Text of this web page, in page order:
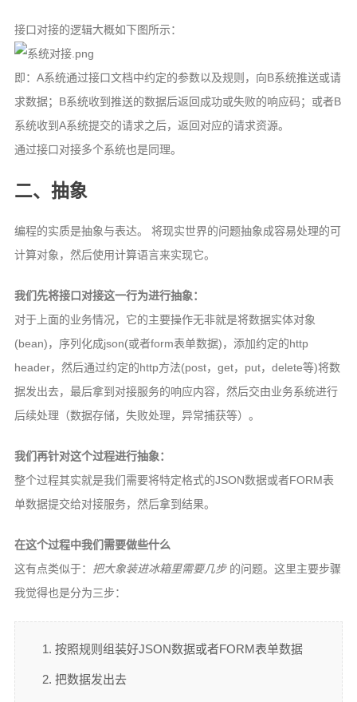
接口对接的逻辑大概如下图所示：
即：A系统通过接口文档中约定的参数以及规则，向B系统推送或请
求数据；B系统收到推送的数据后返回成功或失败的响应码；或者B
系统收到A系统提交的请求之后，返回对应的请求资源。
通过接口对接多个系统也是同理。
二、抽象
编程的实质是抽象与表达。 将现实世界的问题抽象成容易处理的可
计算对象，然后使用计算语言来实现它。
我们先将接口对接这一行为进行抽象：
对于上面的业务情况，它的主要操作无非就是将数据实体对象
(bean)，序列化成json(或者form表单数据)，添加约定的http
header，然后通过约定的http方法(post，get，put，delete等)将数
据发出去，最后拿到对接服务的响应内容，然后交由业务系统进行
后续处理（数据存储，失败处理，异常捕获等）。
我们再针对这个过程进行抽象：
整个过程其实就是我们需要将特定格式的JSON数据或者FORM表
单数据提交给对接服务，然后拿到结果。
在这个过程中我们需要做些什么
这有点类似于： 把大象装进冰箱里需要几步的问题。这里主要步骤
我觉得也是分为三步：
按照规则组装好JSON数据或者FORM表单数据
把数据发出去